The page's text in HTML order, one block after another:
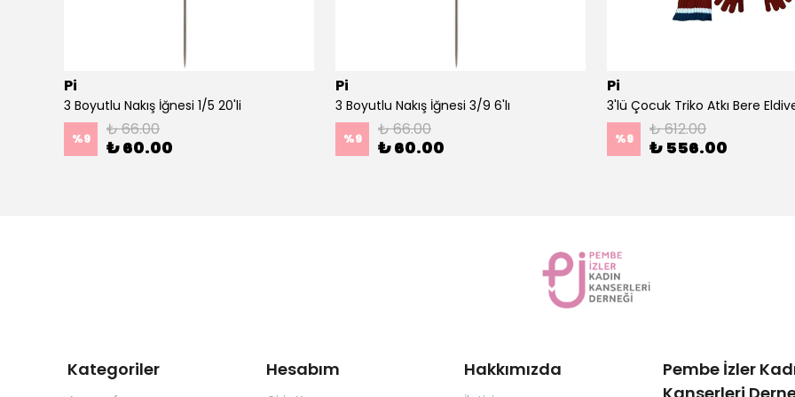
Pi
3 Boyutlu Nakış İğnesi 1/5 20'li
%9 ₺ 66.00
₺ 60.00
Pi
3 Boyutlu Nakış İğnesi 3/9 6'lı
%9 ₺ 66.00
₺ 60.00
Pi
%9 ₺ 612.00
₺ 556.00
Kategoriler Hesabım Hakkımızda
Pembe İzler